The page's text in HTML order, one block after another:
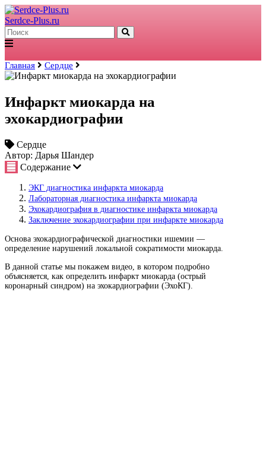
Serdce-Plus.ru
Главная Сердце
Инфаркт миокарда на
эхокардиографии
Сердце
Автор: Дарья Шандер
Содержание
ЭКГ диагностика инфаркта миокарда
Лабораторная диагностика инфаркта миокарда
Эхокардиография в диагностике инфаркта миокарда
Заключение эхокардиографии при инфаркте миокарда
Основа эхокардиографической диагностики ишемии —
определение нарушений локальной сократимости миокарда.
В данной статье мы покажем видео, в котором подробно
объясняется, как определить инфаркт миокарда (острый
коронарный синдром) на эхокардиографии (ЭхоКГ).